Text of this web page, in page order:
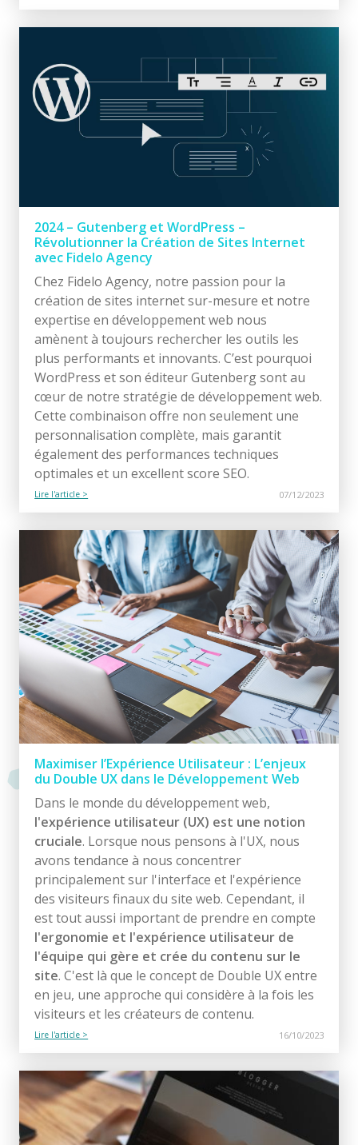
2024 – Gutenberg et WordPress –
Révolutionner la Création de Sites Internet
avec Fidelo Agency
Chez Fidelo Agency, notre passion pour la
création de sites internet sur-mesure et notre
expertise en développement web nous
amènent à toujours rechercher les outils les
plus performants et innovants. C’est pourquoi
WordPress et son éditeur Gutenberg sont au
cœur de notre stratégie de développement web.
Cette combinaison offre non seulement une
personnalisation complète, mais garantit
également des performances techniques
optimales et un excellent score SEO.
Lire l'article > 07/12/2023
Maximiser l’Expérience Utilisateur : L’enjeux
du Double UX dans le Développement Web
Dans le monde du développement web,
l'expérience utilisateur (UX) est une notion
cruciale. Lorsque nous pensons à l'UX, nous
avons tendance à nous concentrer
principalement sur l'interface et l'expérience
des visiteurs finaux du site web. Cependant, il
est tout aussi important de prendre en compte
l'ergonomie et l'expérience utilisateur de
l'équipe qui gère et crée du contenu sur le
site. C'est là que le concept de Double UX entre
en jeu, une approche qui considère à la fois les
visiteurs et les créateurs de contenu.
Lire l'article > 16/10/2023